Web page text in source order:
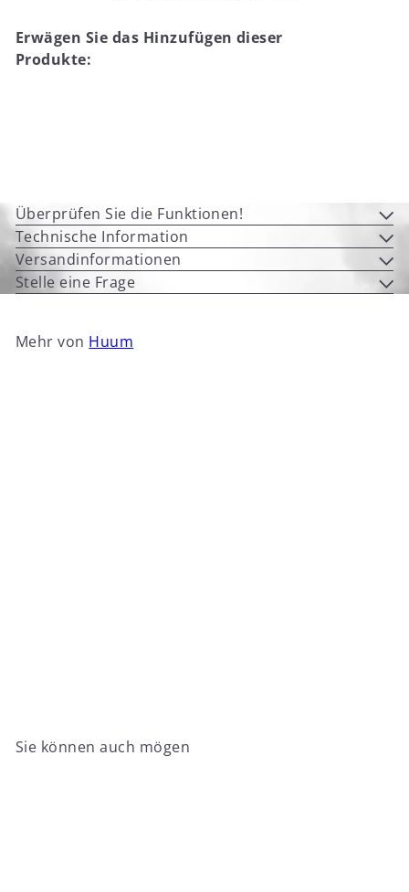
Erwägen Sie das Hinzufügen dieser
Produkte:
Überprüfen Sie die Funktionen!
Technische Information
Versandinformationen
Stelle eine Frage
Mehr von Huum
Sie können auch mögen